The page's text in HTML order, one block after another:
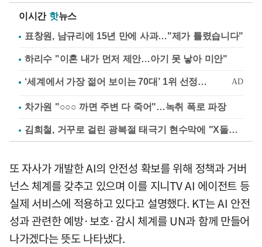
이시간 핫뉴스
표창원, 남규리에 15년 만에 사과…"제가 틀렸습니다"
하리수 "이혼 내가 먼저 제안…아기 못 낳아 미안"
차가원 "○○○ 까면 주변 다 죽어"…녹취 폭로 파장
김희철, 거꾸로 걸린 광복절 태극기 현수막에 "X돌았네"
또 자사가 개발한 AI의 안전성 확보를 위해 정책과 거버
넌스 체계를 갖추고 있으며 이를 지니TV AI 에이전트 등
실제 서비스에 적용하고 있다고 설명했다. KT는 AI 안전
성과 관련한 예방·보호·감시 체계를 UN과 함께 만들어
나가겠다는 뜻도 나타냈다.